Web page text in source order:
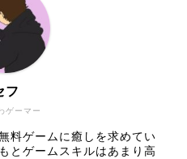
ゲーマー
フ
料ゲームに癒しを求めてい
とゲームスキルはあまり高